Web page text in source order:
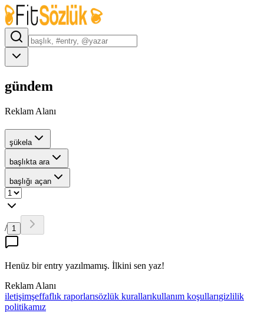
gündem
Reklam Alanı
şükela
başlıkta ara
başlığı açan
/ 1
Henüz bir entry yazılmamış. İlkini sen yaz!
Reklam Alanı
iletişimşeffaflık raporlarısözlük kurallarıkullanım koşullarıgizlilik
politikamız